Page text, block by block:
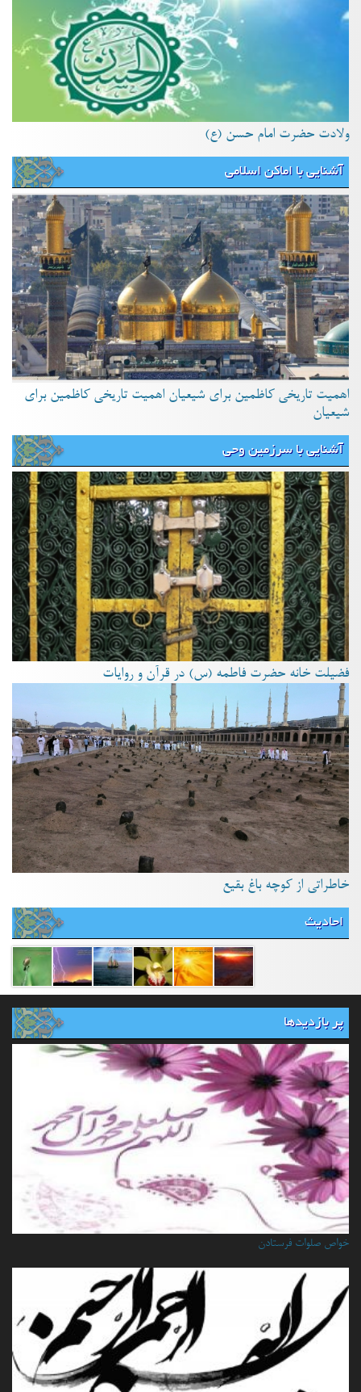
ولادت حضرت امام حسن (ع)
آشنایی با اماکن اسلامی
اهمیت تاریخی کاظمین برای شیعیان اهمیت تاریخی کاظمین برای
شیعیان
آشنایی با سرزمین وحی
فضیلت خانه حضرت فاطمه (س) در قرآن و روایات
خاطراتی از کوچه باغ بقیع
احادیث
پر بازدیدها
خواص صلوات فرستادن